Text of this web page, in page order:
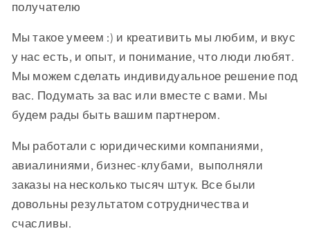
получателю
Мы такое умеем :) и креативить мы любим, и вкус
у нас есть, и опыт, и понимание, что люди любят.
Мы можем сделать индивидуальное решение под
вас. Подумать за вас или вместе с вами. Мы
будем рады быть вашим партнером.
Мы работали с юридическими компаниями,
авиалиниями, бизнес-клубами, выполняли
заказы на несколько тысяч штук. Все были
довольны результатом сотрудничества и
счасливы.